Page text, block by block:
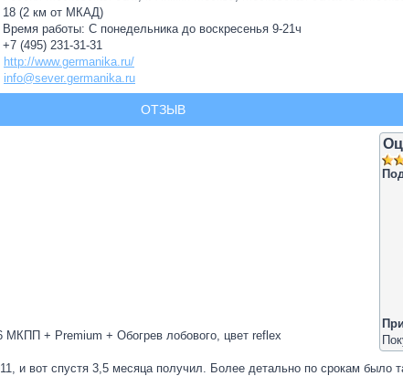
18 (2 км от МКАД)
Время работы: С понедельника до воскресенья 9-21ч
+7 (495) 231-31-31
http://www.germanika.ru/
info@sever.germanika.ru
ОТЗЫВ
МКПП + Premium + Обогрев лобового, цвет reflex
и вот спустя 3,5 месяца получил. Более детально по срокам было